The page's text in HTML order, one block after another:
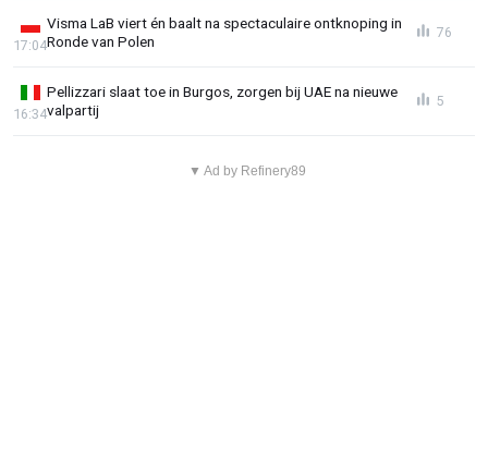
Visma LaB viert én baalt na spectaculaire ontknoping in
Ronde van Polen
17:04
76
Pellizzari slaat toe in Burgos, zorgen bij UAE na nieuwe
valpartij
16:34
5
▼ Ad by Refinery89